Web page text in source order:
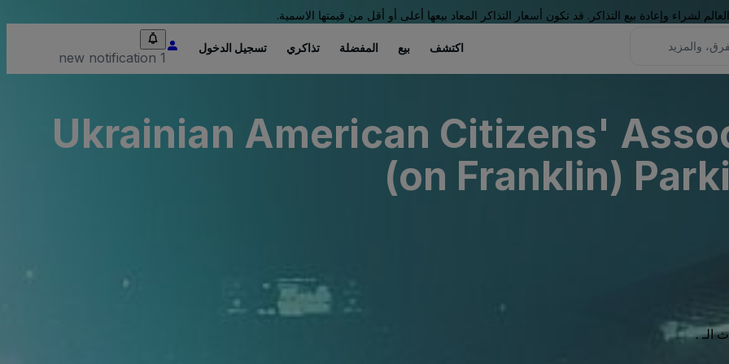
لشراء وإعادة بيع التذاكر. قد تكون أسعار التذاكر المعاد بيعها أعلى أو أقل من قيمتها الاسمية.
اكتشف بيع المفضلة تذاكري تسجيل الدخول
1 new notification
Ukrainian American Citizens'
on Franklin)
الـ .